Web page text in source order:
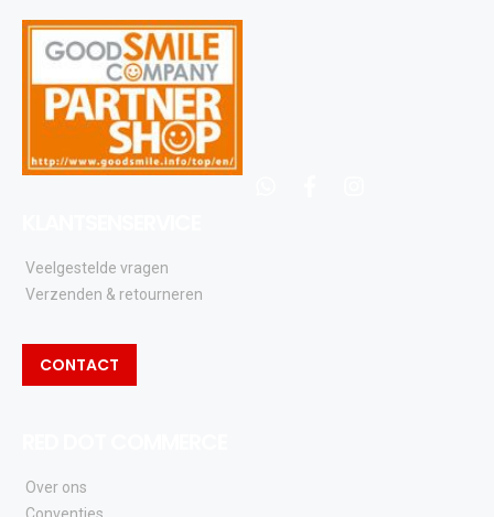
Veelgestelde vragen
Verzenden & retourneren
CONTACT
Over ons